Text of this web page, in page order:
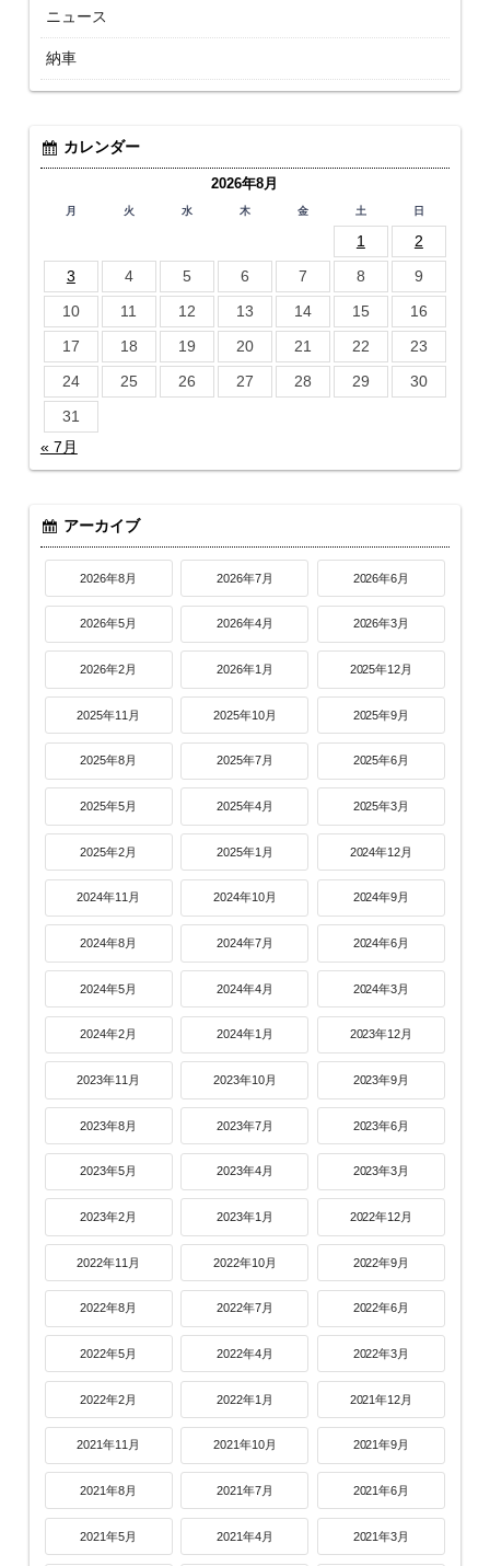
ニュース
納車
カレンダー
2026年8月
月 火 水 木 金 土 日
1
2
3
4 5 6 7 8
9
10
11 12 13 14 15
16
17
18 19 20 21 22
23
24
25 26 27 28 29
30
31
« 7月
アーカイブ
2026年8月 2026年7月 2026年6月
2026年5月 2026年4月 2026年3月
2026年2月 2026年1月 2025年12月
2025年11月 2025年10月 2025年9月
2025年8月 2025年7月 2025年6月
2025年5月 2025年4月 2025年3月
2025年2月 2025年1月 2024年12月
2024年11月 2024年10月 2024年9月
2024年8月 2024年7月 2024年6月
2024年5月 2024年4月 2024年3月
2024年2月 2024年1月 2023年12月
2023年11月 2023年10月 2023年9月
2023年8月 2023年7月 2023年6月
2023年5月 2023年4月 2023年3月
2023年2月 2023年1月 2022年12月
2022年11月 2022年10月 2022年9月
2022年8月 2022年7月 2022年6月
2022年5月 2022年4月 2022年3月
2022年2月 2022年1月 2021年12月
2021年11月 2021年10月 2021年9月
2021年8月 2021年7月 2021年6月
2021年5月 2021年4月 2021年3月